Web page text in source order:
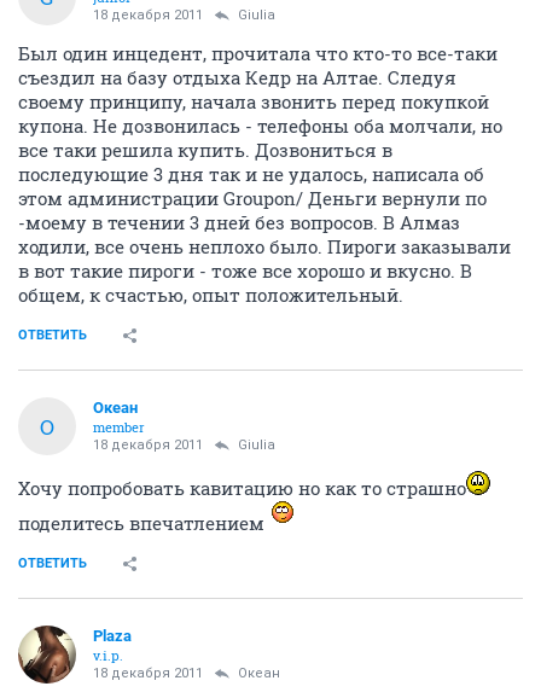
18 декабря 2011 Giulia
Был один инцедент, прочитала что кто-то все-таки
съездил на базу отдыха Кедр на Алтае. Следуя
своему принципу, начала звонить перед покупкой
купона. Не дозвонилась - телефоны оба молчали, но
все таки решила купить. Дозвониться в
последующие 3 дня так и не удалось, написала об
этом администрации Groupon/ Деньги вернули по
-моему в течении 3 дней без вопросов. В Алмаз
ходили, все очень неплохо было. Пироги заказывали
в вот такие пироги - тоже все хорошо и вкусно. В
общем, к счастью, опыт положительный.
ОТВЕТИТЬ
О
Океан
member
18 декабря 2011 Giulia
Хочу попробовать кавитацию но как то страшно
поделитесь впечатлением
ОТВЕТИТЬ
Plaza
v.i.p.
18 декабря 2011 Океан